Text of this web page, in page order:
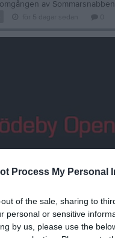
Process My Personal
of the sale, sharing to
personal or sensitive
by us, please use the